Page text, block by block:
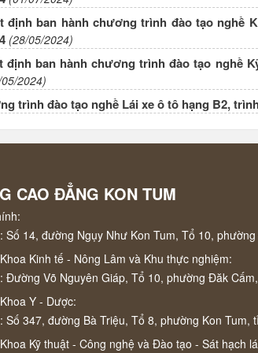
định ban hành chương trình đào tạo nghề
(28/05/2024)
định ban hành chương trình đào tạo nghề
2024)
trình đào tạo nghề Lái xe ô tô hạng B2,
CAO ĐẲNG KON TUM
Số 14, đường Ngụy Như Kon Tum, Tổ 10,
Kinh tế - Nông Lâm và Khu thực nghiệm:
Đường Võ Nguyên Giáp, Tổ 10, phường Đăk
Y - Dược:
Số 347, đường Bà Triệu, Tổ 8, phường Kon Tum,
Kỹ thuật - Công nghệ và Đào tạo - Sát hạch